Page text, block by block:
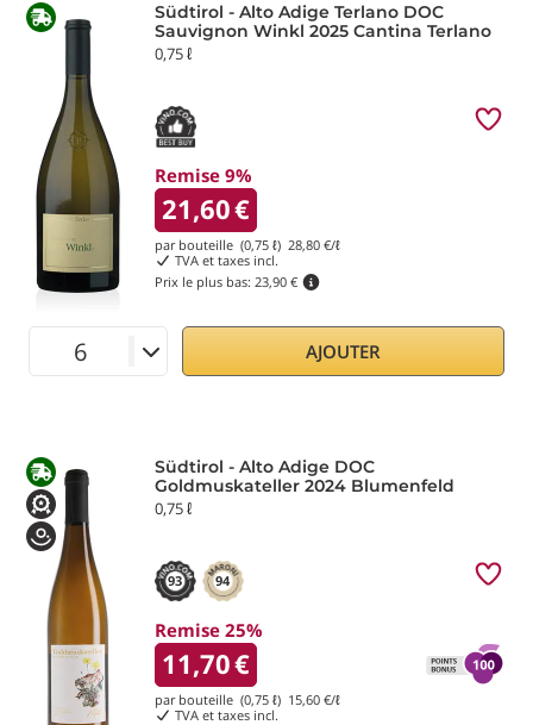
Südtirol - Alto Adige Terlano DOC
Sauvignon Winkl 2025 Cantina Terlano
0,75 ℓ
Remise 9%
21,60€
par bouteille (0,75 ℓ) 28,80 €/ℓ
TVA et taxes incl.
Prix le plus bas: 23,90 €
AJOUTER
Südtirol - Alto Adige DOC
Goldmuskateller 2024 Blumenfeld
0,75 ℓ
93 94
Remise 25%
11,70€
par bouteille (0,75 ℓ) 15,60 €/ℓ
TVA et taxes incl.